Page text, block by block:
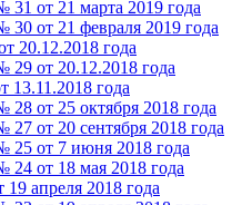
от 21 марта 2019 года
от 21 февраля 2019 года
20.12.2018 года
от 20.12.2018 года
года
от 25 октября 2018 года
от 20 сентября 2018 года
от 7 июня 2018 года
от 18 мая 2018 года
апреля 2018 года